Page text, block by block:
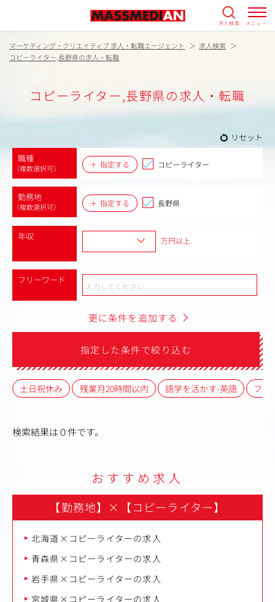
求人検索 メニュー
マーケティング・クリエイティブ 求人・転職エージェント
求人検索
コピーライター,長野県の求人・転職
コピーライター,長野県の求人・転職
リセット
職種
（複数選択可） 指定する コピーライター
勤務地
（複数選択可） 指定する 長野県
年収 万円以上
フリーワード
更に条件を追加する
指定した条件で絞り込む
土日祝休み 残業月20時間以内 語学を活かす-英語 フレ
検索結果は０件です。
おすすめ求人
【勤務地】 × 【コピーライター】
北海道×コピーライターの求人
青森県×コピーライターの求人
岩手県×コピーライターの求人
宮城県×コピーライターの求人